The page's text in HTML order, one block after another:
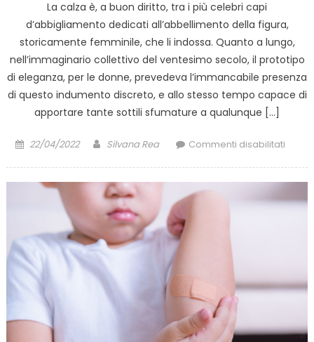
La calza è, a buon diritto, tra i più celebri capi
d’abbigliamento dedicati all’abbellimento della figura,
storicamente femminile, che li indossa. Quanto a lungo,
nell’immaginario collettivo del ventesimo secolo, il prototipo
di eleganza, per le donne, prevedeva l’immancabile presenza
di questo indumento discreto, e allo stesso tempo capace di
apportare tante sottili sfumature a qualunque […]
Posted
22/04/2022 Author
Silvana Rea Commenti disabilitatisu